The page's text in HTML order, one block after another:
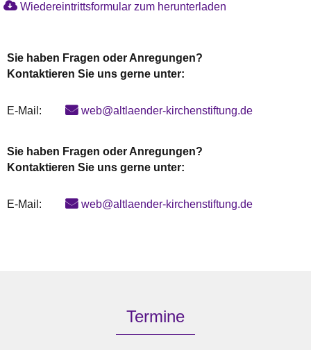
Wiedereintrittsformular zum herunterladen
Sie haben Fragen oder Anregungen?
Kontaktieren Sie uns gerne unter:
E-Mail: web@altlaender-kirchenstiftung.de
Sie haben Fragen oder Anregungen?
Kontaktieren Sie uns gerne unter:
E-Mail: web@altlaender-kirchenstiftung.de
Termine